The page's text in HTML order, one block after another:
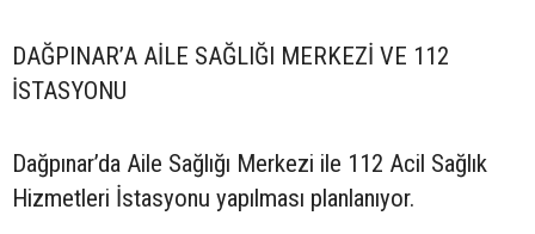
DAĞPINAR’A AİLE SAĞLIĞI MERKEZİ VE 112
İSTASYONU
Dağpınar’da Aile Sağlığı Merkezi ile 112 Acil Sağlık
Hizmetleri İstasyonu yapılması planlanıyor.